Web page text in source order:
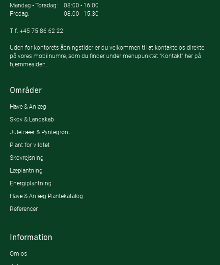
Mandag - Torsdag:
08:00 - 16:00
Fredag:
08:00 - 15:30
Tlf. +45 75 86 62 22
Uden for kontorets åbningstider er du velkommen til at kontakte os direkte
på vores mobilnumre, som du finder under menupunktet "Kontakt" her på
hjemmesiden.
Områder
Have & Anlæg
Skov & Landskab
Juletræer & Pyntegrønt
Plant for vildtet
Skovrejsning
Læplantning
Energiplantning
Have & Anlæg Plantekatalog
Referencer
Information
Om os